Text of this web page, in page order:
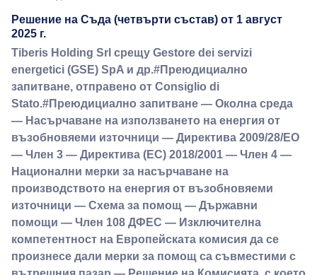
Решение на Съда (четвърти състав) от 1 август
2025 г.
Tiberis Holding Srl срещу Gestore dei servizi
energetici (GSE) SpA и др.#Преюдициално
запитване, отправено от Consiglio di
Stato.#Преюдициално запитване — Околна среда
— Насърчаване на използването на енергия от
възобновяеми източници — Директива 2009/28/ЕО
— Член 3 — Директива (ЕС) 2018/2001 — Член 4 —
Национални мерки за насърчаване на
производството на енергия от възобновяеми
източници — Схема за помощ — Държавни
помощи — Член 108 ДФЕС — Изключителна
компетентност на Европейската комисия да се
произнесе дали мерки за помощ са съвместими с